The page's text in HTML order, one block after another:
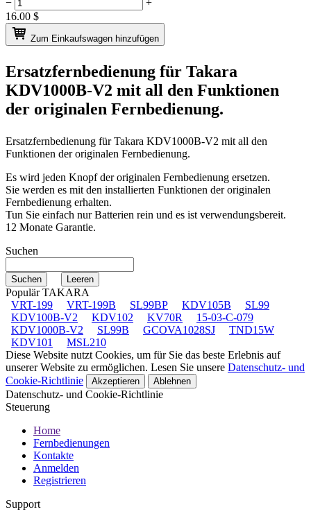
16.00 $
Zum Einkaufswagen hinzufügen
Ersatzfernbedienung für Takara
KDV1000B-V2 mit all den Funktionen
der originalen Fernbedienung.
Ersatzfernbedienung fürTakara KDV1000B-V2 mit all den
Funktionen der originalen Fernbedienung.
Es wird jeden Knopf der originalen Fernbedienung ersetzen.
Sie werden es mit den installierten Funktionen der originalen
Fernbedienung erhalten.
Tun Sie einfach nur Batterien rein und es ist verwendungsbereit.
12 Monate Garantie.
Suchen
Populär TAKARA
VRT-199
VRT-199B SL99BP KDV105B
SL99
KDV100B-V2
KDV102 KV70R
15-03-C-079
KDV1000B-V2
SL99B GCOVA1028SJ
TND15W
KDV101
MSL210
Diese Website nutzt Cookies, um für Sie das beste Erlebnis auf
unserer Website zu ermöglichen. Lesen Sie unsere Datenschutz- und
Cookie-Richtlinie
Akzeptieren Ablehnen
Datenschutz- und Cookie-Richtlinie
Steuerung
Home
Fernbedienungen
Kontakte
Anmelden
Registrieren
Support